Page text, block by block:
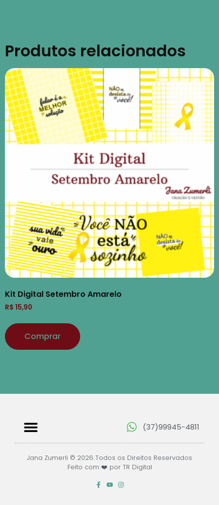
Produtos relacionados
Kit Digital Setembro Amarelo
R$ 15,90
Comprar
(37)99945-4811
Jana Zumerli © 2026 Todos os Direitos Reservados
Feito com ❤️ por TR Digital